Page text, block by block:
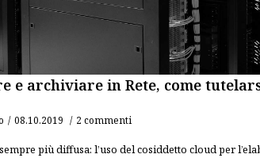
e archiviare in Rete, come
08.10.2019 2 commenti
più diffusa: l’uso del cosiddetto cloud per